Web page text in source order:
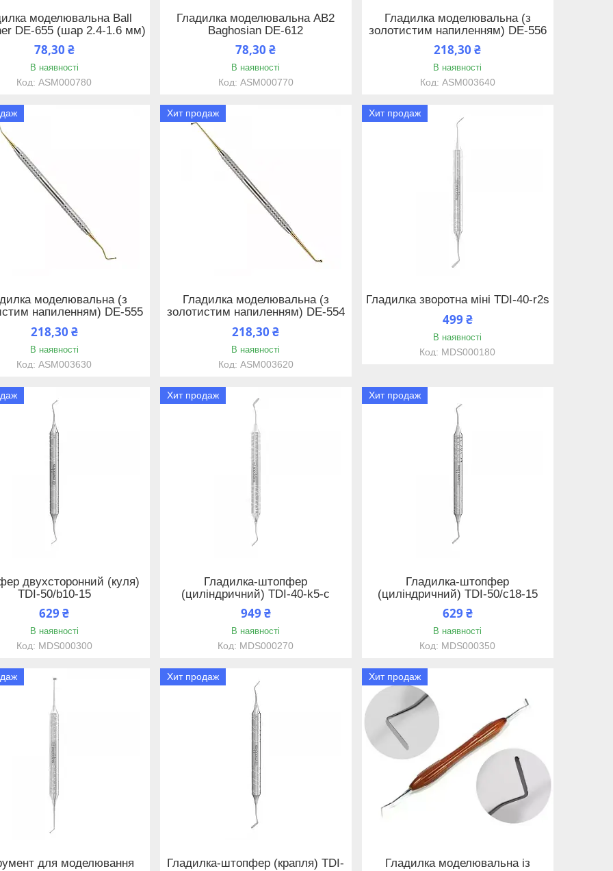
моделювальна Ball
DE-655 (шар 2.4-1.6 мм)
78,30 ₴
В наявності
ASM000780
Гладилка моделювальна AB2
Baghosian DE-612
78,30 ₴
В наявності
ASM000770
Гладилка моделювальна (з
золотистим напиленням) DE-556
218,30 ₴
В наявності
ASM003640
моделювальна (з
напиленням) DE-555
218,30 ₴
В наявності
ASM003630
Хит продаж
Гладилка моделювальна (з
золотистим напиленням) DE-554
218,30 ₴
В наявності
ASM003620
Хит продаж
Гладилка зворотна міні TDI-40-r2s
499 ₴
В наявності
MDS000180
двухсторонний (куля)
TDI-50/b10-15
629 ₴
В наявності
MDS000300
Хит продаж
Гладилка-штопфер
(циліндричний) TDI-40-k5-c
949 ₴
В наявності
MDS000270
Хит продаж
Гладилка-штопфер
(циліндричний) TDI-50/с18-15
629 ₴
В наявності
MDS000350
для моделювання
Хит продаж
Гладилка-штопфер (крапля) TDI-
Хит продаж
Гладилка моделювальна із